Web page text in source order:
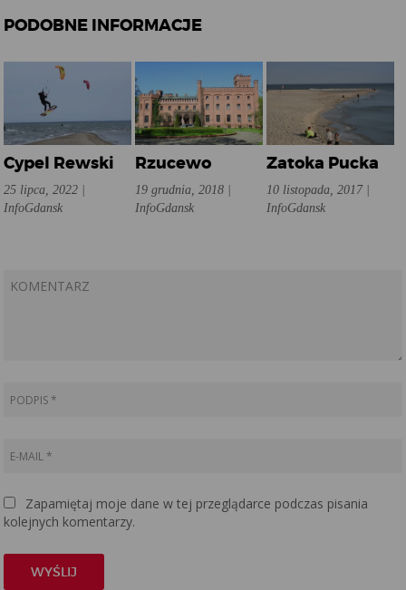
PODOBNE INFORMACJE
Cypel Rewski
25 lipca, 2022 |
InfoGdansk
Rzucewo
19 grudnia, 2018 |
InfoGdansk
Zatoka Pucka
10 listopada, 2017 |
InfoGdansk
Zapamiętaj moje dane w tej przeglądarce podczas pisania
kolejnych komentarzy.